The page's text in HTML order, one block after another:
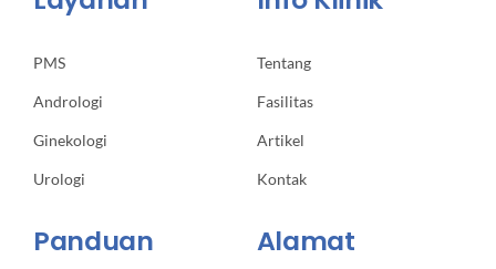
PMS
Andrologi
Ginekologi
Urologi
Tentang
Fasilitas
Artikel
Kontak
Panduan Alamat